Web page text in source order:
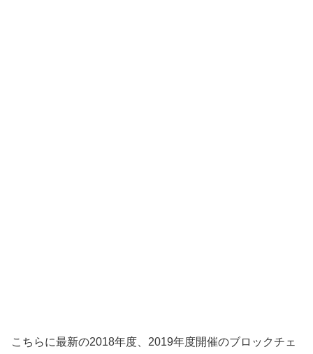
こちらに最新の2018年度、2019年度開催のブロックチェ